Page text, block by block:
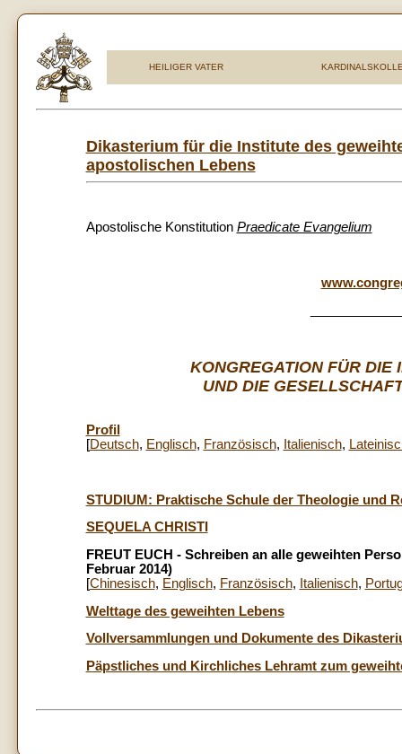
HEILIGER VATER
Dikasterium für die Institute des
apostolischen Lebens
Apostolische Konstitution Praedicate Evangelium
KONGREGATION FÜR DIE
UND DIE
Profil
[Deutsch, Englisch, Französisch, Italienisch,
STUDIUM: Praktische Schule der Theologie und
SEQUELA CHRISTI
FREUT EUCH - Schreiben an alle geweihten
Februar 2014)
[Chinesisch, Englisch, Französisch, Italienisch,
Welttage des geweihten Lebens
Vollversammlungen und Dokumente des
Päpstliches und Kirchliches Lehramt zum